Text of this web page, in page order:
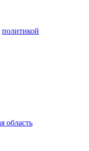
политикой